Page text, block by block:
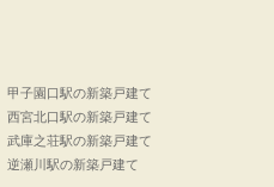
甲子園口駅の新築戸建て
西宮北口駅の新築戸建て
武庫之荘駅の新築戸建て
逆瀬川駅の新築戸建て